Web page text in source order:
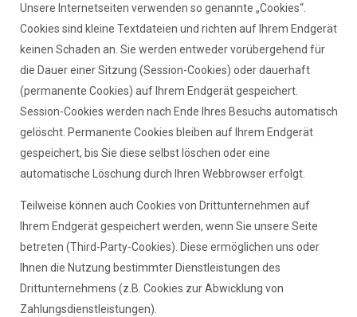
Unsere Internetseiten verwenden so genannte „Cookies“.
Cookies sind kleine Textdateien und richten auf Ihrem Endgerät
keinen Schaden an. Sie werden entweder vorübergehend für
die Dauer einer Sitzung (Session-Cookies) oder dauerhaft
(permanente Cookies) auf Ihrem Endgerät gespeichert.
Session-Cookies werden nach Ende Ihres Besuchs automatisch
gelöscht. Permanente Cookies bleiben auf Ihrem Endgerät
gespeichert, bis Sie diese selbst löschen oder eine
automatische Löschung durch Ihren Webbrowser erfolgt.
Teilweise können auch Cookies von Drittunternehmen auf
Ihrem Endgerät gespeichert werden, wenn Sie unsere Seite
betreten (Third-Party-Cookies). Diese ermöglichen uns oder
Ihnen die Nutzung bestimmter Dienstleistungen des
Drittunternehmens (z.B. Cookies zur Abwicklung von
Zahlungsdienstleistungen).